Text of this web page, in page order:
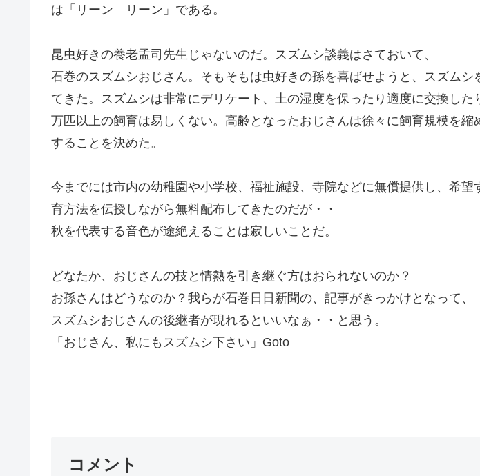
は「リーン リーン」である。
昆虫好きの養老孟司先生じゃないのだ。スズムシ談義はさておいて、
石巻のスズムシおじさん。そもそもは虫好きの孫を喜ばせようと、スズムシ
てきた。スズムシは非常にデリケート、土の湿度を保ったり適度に交換した
万匹以上の飼育は易しくない。高齢となったおじさんは徐々に飼育規模を縮
することを決めた。
今までには市内の幼稚園や小学校、福祉施設、寺院などに無償提供し、希望
育方法を伝授しながら無料配布してきたのだが・・
秋を代表する音色が途絶えることは寂しいことだ。
どなたか、おじさんの技と情熱を引き継ぐ方はおられないのか？
お孫さんはどうなのか？我らが石巻日日新聞の、記事がきっかけとなって、
スズムシおじさんの後継者が現れるといいなぁ・・と思う。
「おじさん、私にもスズムシ下さい」Goto
コメント